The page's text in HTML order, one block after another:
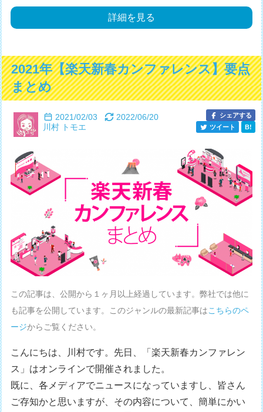
詳細を見る
2021年【楽天新春カンファレンス】要点
まとめ
2021/02/03
2022/06/20
川村 トモエ
シェアする
ツイート
B!
この記事は、公開から１ヶ月以上経過しています。弊社では他に
も記事を公開しています。このジャンルの最新記事は こちらのペ
ージからご覧ください。
こんにちは、川村です。先日、「楽天新春カンファレン
ス」はオンラインで開催されました。
既に、各メディアでニュースになっていますし、皆さん
ご存知かと思いますが、その内容について、簡単にかい